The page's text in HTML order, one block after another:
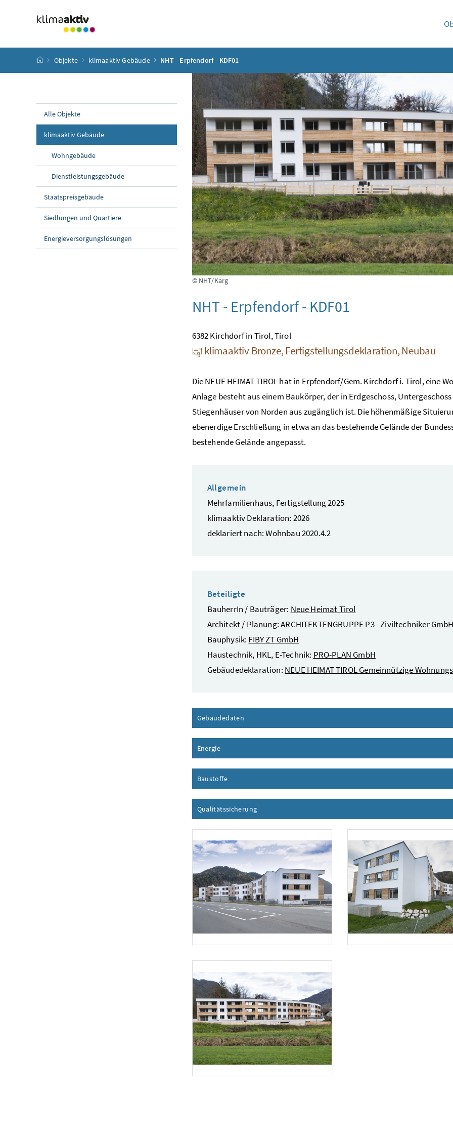
Startseite
Objekte klimaaktiv Gebäude NHT - Erpfendorf - KDF01
Alle Objekte
klimaaktiv Gebäude
Wohngebäude
Dienstleistungsgebäude
Staatspreisgebäude
Siedlungen und Quartiere
Energieversorgungslösungen
© NHT/Karg
NHT - Erpfendorf - KDF01
6382 Kirchdorf in Tirol, Tirol
klimaaktiv Bronze, Fertigstellungsdeklaration, Neubau
Die NEUE HEIMAT TIROL hat in Erpfendorf/Gem. Kirchdorf i. Tirol, eine
Anlage besteht aus einem Baukörper, der in Erdgeschoss,
Stiegenhäuser von Norden aus zugänglich ist. Die höhenmäßige
ebenerdige Erschließung in etwa an das bestehende Gelände der
bestehende Gelände angepasst.
Allgemein
Mehrfamilienhaus, Fertigstellung 2025
klimaaktiv Deklaration: 2026
deklariert nach: Wohnbau 2020.4.2
Beteiligte
BauherrIn / Bauträger: Neue Heimat Tirol
Architekt / Planung:ARCHITEKTENGRUPPE P3 - Ziviltechniker GmbH
Bauphysik: FIBY ZT GmbH
Haustechnik, HKL, E-Technik: PRO-PLAN GmbH
Gebäudedeklaration: NEUE HEIMAT TIROL Gemeinnützige
Gebäudedaten
Energie
BaustoffeInhalt aufklappen
Qualitätssicherung
Foto 1: NHT/Karg Foto 2: NHT/Karg
Foto 4: NHT/Karg